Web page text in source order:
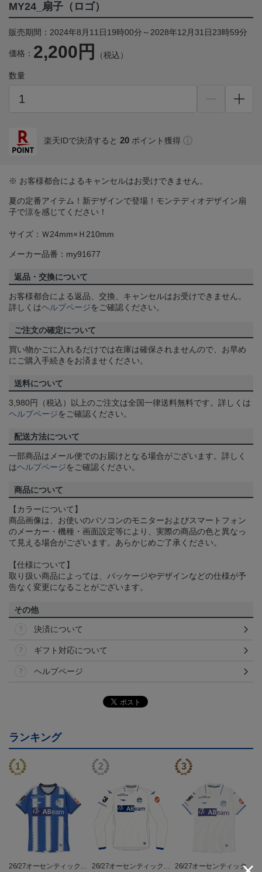
MY24_扇子（ロゴ）
販売期間：2024年8月11日19時00分～2028年12月31日23時59分
価格： 2,200円 （税込）
数量
楽天IDで決済すると 20 ポイント獲得
※ お客様都合によるキャンセルはお受けできません。
夏の定番アイテム！新デザインで登場！モンテディオデザイン扇
子で涼を感じてください！
サイズ：Ｗ24mm×Ｈ210mm
メーカー品番：my91677
返品・交換について
お客様都合による返品、交換、キャンセルはお受けできません。
詳しくはヘルプページをご確認ください。
ご注文の確定について
買い物かごに入れるだけでは在庫は確保されませんので、お早め
にご購入手続きをお済ませください。
送料について
3,980円（税込）以上のご注文は全国一律送料無料です。詳しくは
ヘルプページをご確認ください。
配送方法について
一部商品はメール便でのお届けとなる場合がございます。詳しく
はヘルプページをご確認ください。
商品について
【カラーについて】
商品画像は、お使いのパソコンのモニターおよびスマートフォン
のメーカー・機種・画面設定等により、実際の商品の色と異なっ
て見える場合がございます。あらかじめご了承ください。
【仕様について】
取り扱い商品によっては、パッケージやデザインなどの仕様が予
告なく変更になることがございます。
その他
決済について
ギフト対応について
ヘルプページ
ランキング
26/27オーセンティックユ
26/27オーセンティックユ
26/27オーセンティックユ